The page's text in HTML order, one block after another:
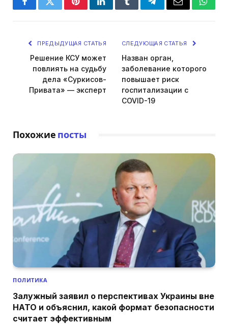
FacebookTwitterPinterestLinkedInTumblrTelegramEmail
ПРЕДЫДУЩАЯ СТАТЬЯ
Решение КСУ может
повлиять на судьбу
дела «Суркисов-
Привата» — эксперт
СЛЕДУЮЩАЯ СТАТЬЯ
Назван орган,
заболевание которого
повышает риск
госпитализации с
COVID-19
Похожие посты
ПОЛИТИКА
Залужный заявил о перспективах Украины вне
НАТО и объяснил, какой формат безопасности
считает эффективным